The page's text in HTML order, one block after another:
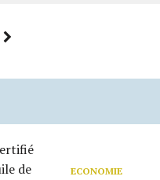
ECONOMIE